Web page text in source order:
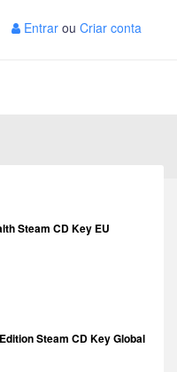
Entrar ou Criar conta
Steam CD Key EU
Steam CD Key Global